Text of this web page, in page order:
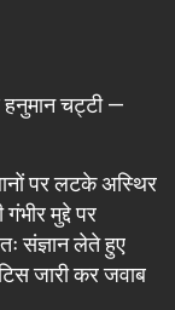
चट्टी —
पर लटके अस्थिर
मुद्दे पर
संज्ञान लेते हुए
जारी कर जवाब